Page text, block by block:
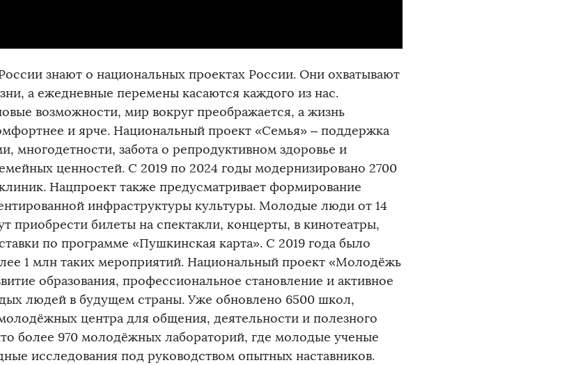
знают о национальных проектах России. Они охватывают
а ежедневные перемены касаются каждого из нас.
возможности, мир вокруг преображается, а жизнь
и ярче. Национальный проект «Семья» – поддержка
многодетности, забота о репродуктивном здоровье и
ценностей. С 2019 по 2024 годы модернизировано 2700
Нацпроект также предусматривает формирование
инфраструктуры культуры. Молодые люди от 14
приобрести билеты на спектакли, концерты, в кинотеатры,
по программе «Пушкинская карта». С 2019 года было
1 млн таких мероприятий. Национальный проект «Молодёжь
образования, профессиональное становление и активное
людей в будущем страны. Уже обновлено 6500 школ,
центра для общения, деятельности и полезного
более 970 молодёжных лабораторий, где молодые ученые
исследования под руководством опытных наставников.